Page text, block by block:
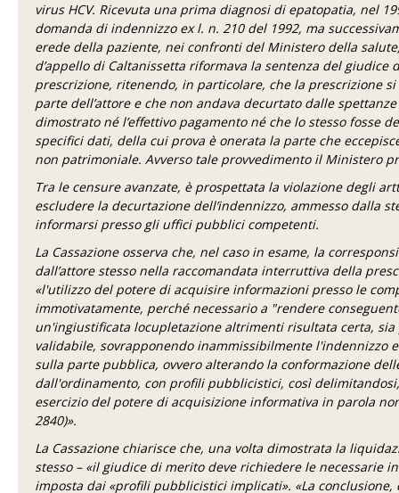
virus HCV. Ricevuta una prima diagnosi di epatopatia, nel
domanda di indennizzo ex l. n. 210 del 1992, ma
erede della paziente, nei confronti del Ministero della
d’appello di Caltanissetta riformava la sentenza del
prescrizione, ritenendo, in particolare, che la prescrizione
parte dell’attore e che non andava decurtato dalle
dimostrato né l’effettivo pagamento né che lo stesso fosse
specifici dati, della cui prova è onerata la parte che
non patrimoniale. Avverso tale provvedimento il Ministero
Tra le censure avanzate, è prospettata la violazione degli
escludere la decurtazione dell’indennizzo, ammesso dalla
informarsi presso gli uffici pubblici competenti.
La Cassazione osserva che, nel caso in esame, la
dall’attore stesso nella raccomandata interruttiva della
«l'utilizzo del potere di acquisire informazioni presso le
immotivatamente, perché necessario a "rendere
un'ingiustificata locupletazione altrimenti risultata certa,
validabile, sovrapponendo inammissibilmente l'indennizzo
sulla parte pubblica, ovvero alterando la conformazione
dall'ordinamento, con profili pubblicistici, così
esercizio del potere di acquisizione informativa in parola
2840)».
La Cassazione chiarisce che, una volta dimostrata la
stesso – «il giudice di merito deve richiedere le necessarie
imposta dai «profili pubblicistici implicati». «La